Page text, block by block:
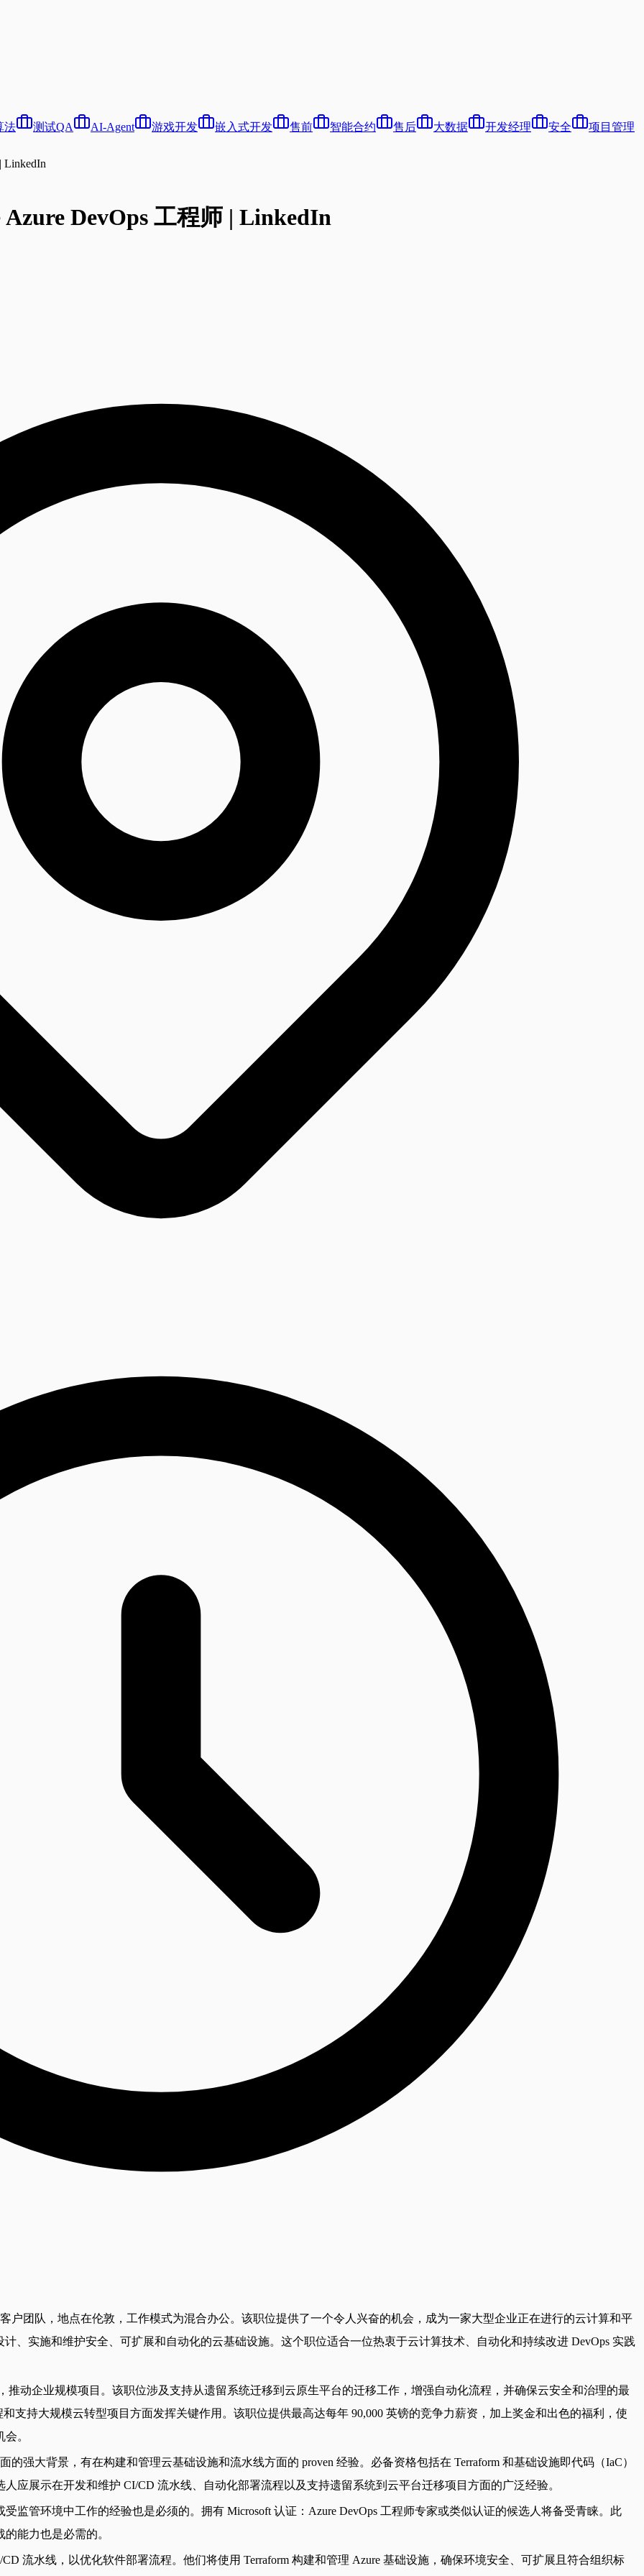
法 测试QA AI-Agent 游戏开发 嵌入式开发 售前 智能合约 售后 大数据 开发经理 安全 项目管理
LinkedIn
DevOps 工程师 | LinkedIn
户团队，地点在伦敦，工作模式为混合办公。该职位提供了一个令人兴奋的机会，成为一家大型企业正在进行的云计算和平
、实施和维护安全、可扩展和自动化的云基础设施。这个职位适合一位热衷于云计算技术、自动化和持续改进 DevOps 实践
推动企业规模项目。该职位涉及支持从遗留系统迁移到云原生平台的迁移工作，增强自动化流程，并确保云安全和治理的最
支持大规模云转型项目方面发挥关键作用。该职位提供最高达每年 90,000 英镑的竞争力薪资，加上奖金和出色的福利，使
。
强大背景，有在构建和管理云基础设施和流水线方面的 proven 经验。必备资格包括在 Terraform 和基础设施即代码（IaC）
应展示在开发和维护 CI/CD 流水线、自动化部署流程以及支持遗留系统到云平台迁移项目方面的广泛经验。
监管环境中工作的经验也是必须的。拥有 Microsoft 认证：Azure DevOps 工程师专家或类似认证的候选人将备受青睐。此
能力也是必需的。
流水线，以优化软件部署流程。他们将使用 Terraform 构建和管理 Azure 基础设施，确保环境安全、可扩展且符合组织标